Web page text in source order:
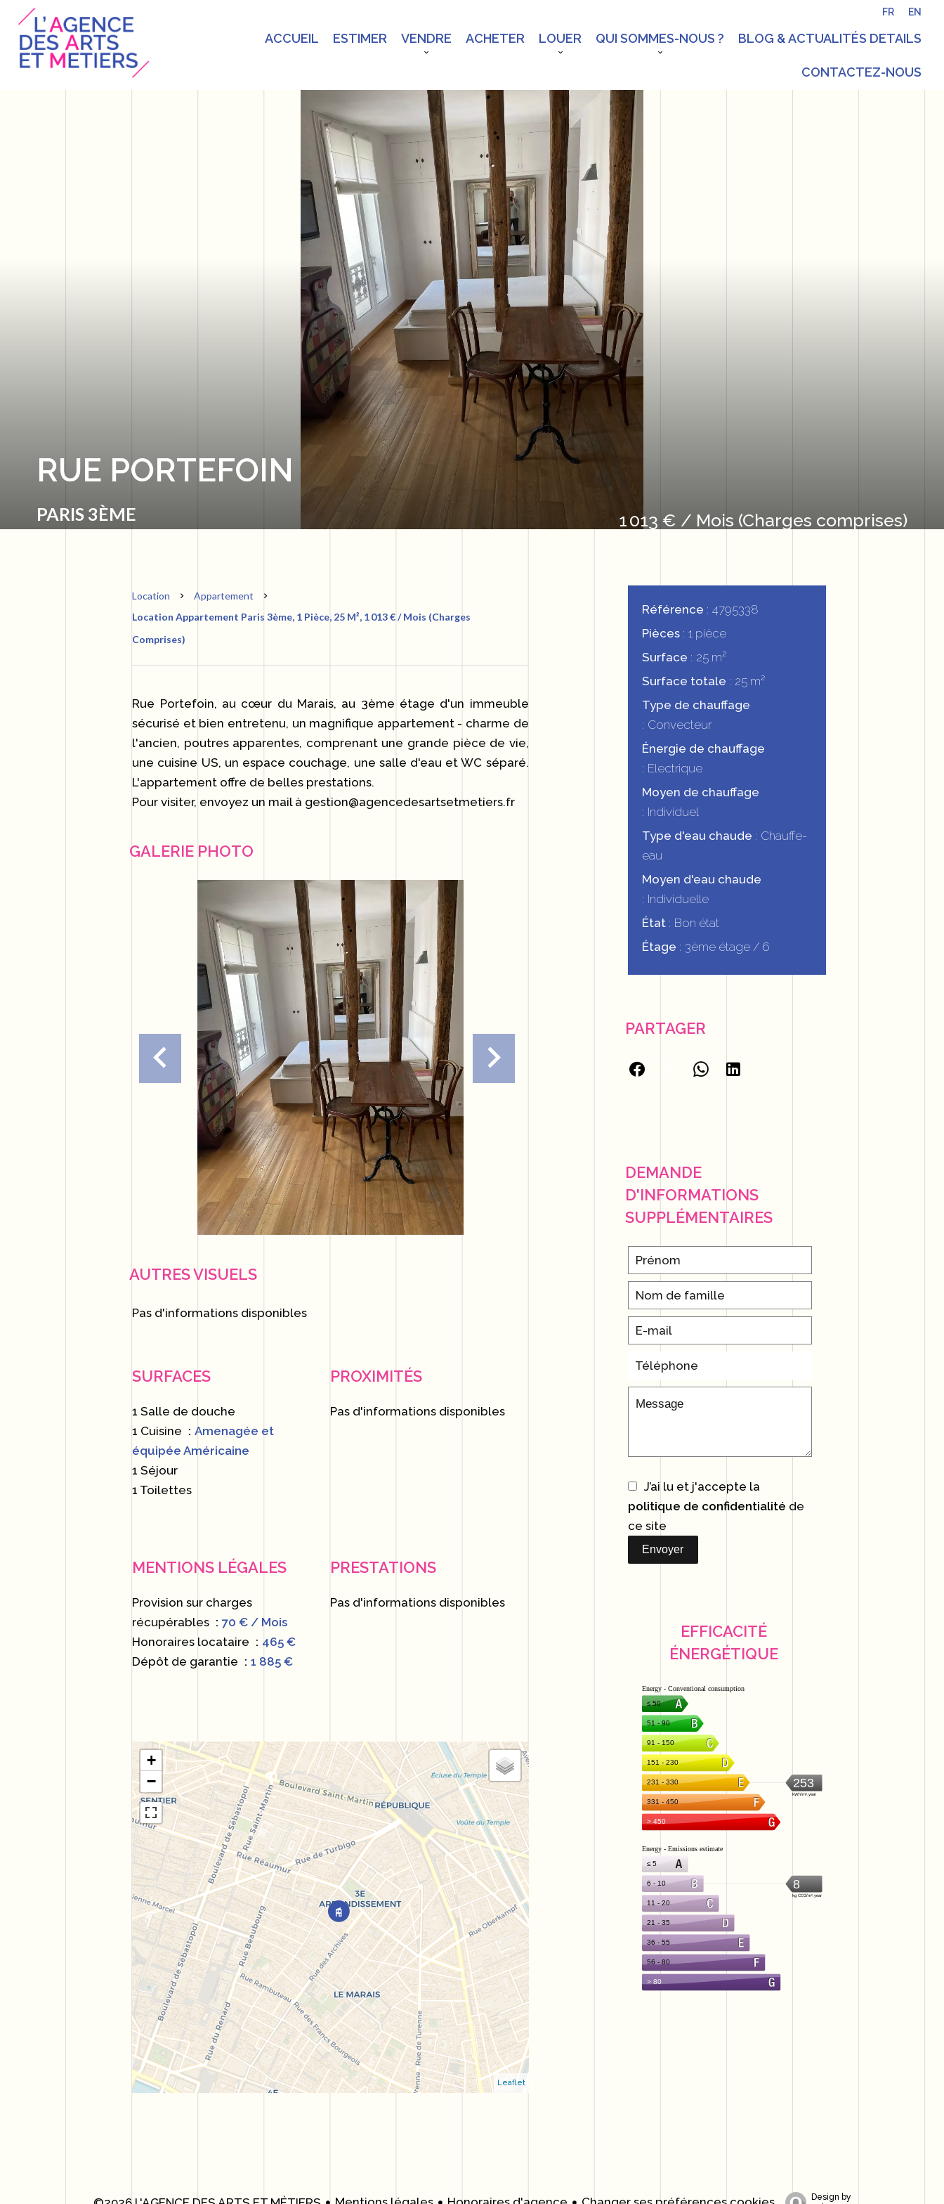
FR EN
ACCUEIL ESTIMER VENDRE ACHETER LOUER QUI SOMMES-NOUS ? BLOG & ACTUALITÉS DETAILS
CONTACTEZ-NOUS
RUE PORTEFOIN
PARIS 3ÈME 1 013 € / Mois (Charges comprises)
Location
Appartement
Location Appartement Paris 3ème, 1 Pièce, 25 M², 1 013 € / Mois (Charges
Comprises)
Rue Portefoin, au cœur du Marais, au 3ème étage d'un immeuble
sécurisé et bien entretenu, un magnifique appartement - charme de
l'ancien, poutres apparentes, comprenant une grande pièce de vie,
une cuisine US, un espace couchage, une salle d'eau et WC séparé.
L'appartement offre de belles prestations.
Pour visiter, envoyez un mail à gestion@agencedesartsetmetiers.fr
GALERIE PHOTO
AUTRES VISUELS
Pas d'informations disponibles
SURFACES
1 Salle de douche
1 Cuisine
Amenagée et
équipée Américaine
1 Séjour
1 Toilettes
PROXIMITÉS
Pas d'informations disponibles
MENTIONS LÉGALES
Provision sur charges
récupérables
70 € / Mois
Honoraires locataire
465 €
Dépôt de garantie
1 885 €
PRESTATIONS
Pas d'informations disponibles
+
−
Leaflet
Référence
4795338
Pièces 1 pièce
Surface
25 m²
Surface totale
25 m²
Type de chauffage
Convecteur
Énergie de chauffage
Electrique
Moyen de chauffage
Individuel
Type d'eau chaude
Chauffe-
eau
Moyen d'eau chaude
Individuelle
État
Bon état
Étage
3ème étage / 6
PARTAGER
DEMANDE
D'INFORMATIONS
SUPPLÉMENTAIRES
J’ai lu et j'accepte la
politique de confidentialité de
ce site
Envoyer
EFFICACITÉ
ÉNERGÉTIQUE
Design by